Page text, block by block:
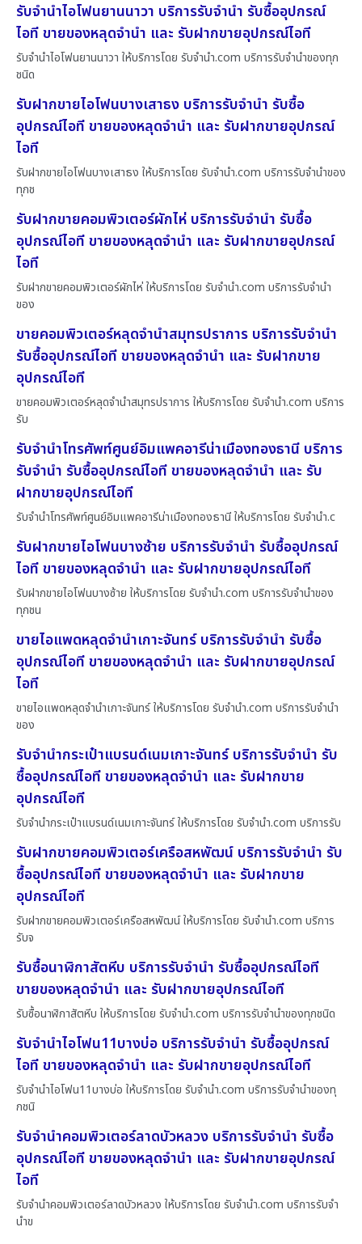
รับจำนำไอโฟนยานนาวา บริการรับจำนำ รับซื้ออุปกรณ์
ไอที ขายของหลุดจำนำ และ รับฝากขายอุปกรณ์ไอที
รับจำนำไอโฟนยานนาวา ให้บริการโดย รับจํานํา.com บริการรับจำนำของทุก
ชนิด
รับฝากขายไอโฟนบางเสาธง บริการรับจำนำ รับซื้อ
อุปกรณ์ไอที ขายของหลุดจำนำ และ รับฝากขายอุปกรณ์
ไอที
รับฝากขายไอโฟนบางเสาธง ให้บริการโดย รับจํานํา.com บริการรับจำนำของ
ทุกช
รับฝากขายคอมพิวเตอร์ผักไห่ บริการรับจำนำ รับซื้อ
อุปกรณ์ไอที ขายของหลุดจำนำ และ รับฝากขายอุปกรณ์
ไอที
รับฝากขายคอมพิวเตอร์ผักไห่ ให้บริการโดย รับจํานํา.com บริการรับจำนำ
ของ
ขายคอมพิวเตอร์หลุดจำนำสมุทรปราการ บริการรับจำนำ
รับซื้ออุปกรณ์ไอที ขายของหลุดจำนำ และ รับฝากขาย
อุปกรณ์ไอที
ขายคอมพิวเตอร์หลุดจำนำสมุทรปราการ ให้บริการโดย รับจํานํา.com บริการ
รับ
รับจำนำโทรศัพท์ศูนย์อิมแพคอารีน่าเมืองทองธานี บริการ
รับจำนำ รับซื้ออุปกรณ์ไอที ขายของหลุดจำนำ และ รับ
ฝากขายอุปกรณ์ไอที
รับจำนำโทรศัพท์ศูนย์อิมแพคอารีน่าเมืองทองธานี ให้บริการโดย รับจํานํา.c
รับฝากขายไอโฟนบางซ้าย บริการรับจำนำ รับซื้ออุปกรณ์
ไอที ขายของหลุดจำนำ และ รับฝากขายอุปกรณ์ไอที
รับฝากขายไอโฟนบางซ้าย ให้บริการโดย รับจํานํา.com บริการรับจำนำของ
ทุกชน
ขายไอแพดหลุดจำนำเกาะจันทร์ บริการรับจำนำ รับซื้อ
อุปกรณ์ไอที ขายของหลุดจำนำ และ รับฝากขายอุปกรณ์
ไอที
ขายไอแพดหลุดจำนำเกาะจันทร์ ให้บริการโดย รับจํานํา.com บริการรับจำนำ
ของ
รับจำนำกระเป๋าแบรนด์เนมเกาะจันทร์ บริการรับจำนำ รับ
ซื้ออุปกรณ์ไอที ขายของหลุดจำนำ และ รับฝากขาย
อุปกรณ์ไอที
รับจำนำกระเป๋าแบรนด์เนมเกาะจันทร์ ให้บริการโดย รับจํานํา.com บริการรับ
รับฝากขายคอมพิวเตอร์เครือสหพัฒน์ บริการรับจำนำ รับ
ซื้ออุปกรณ์ไอที ขายของหลุดจำนำ และ รับฝากขาย
อุปกรณ์ไอที
รับฝากขายคอมพิวเตอร์เครือสหพัฒน์ ให้บริการโดย รับจํานํา.com บริการ
รับจ
รับซื้อนาฬิกาสัตหีบ บริการรับจำนำ รับซื้ออุปกรณ์ไอที
ขายของหลุดจำนำ และ รับฝากขายอุปกรณ์ไอที
รับซื้อนาฬิกาสัตหีบ ให้บริการโดย รับจํานํา.com บริการรับจำนำของทุกชนิด
รับจำนำไอโฟน11บางบ่อ บริการรับจำนำ รับซื้ออุปกรณ์
ไอที ขายของหลุดจำนำ และ รับฝากขายอุปกรณ์ไอที
รับจำนำไอโฟน11บางบ่อ ให้บริการโดย รับจํานํา.com บริการรับจำนำของทุ
กชนิ
รับจำนำคอมพิวเตอร์ลาดบัวหลวง บริการรับจำนำ รับซื้อ
อุปกรณ์ไอที ขายของหลุดจำนำ และ รับฝากขายอุปกรณ์
ไอที
รับจำนำคอมพิวเตอร์ลาดบัวหลวง ให้บริการโดย รับจํานํา.com บริการรับจำ
นำข